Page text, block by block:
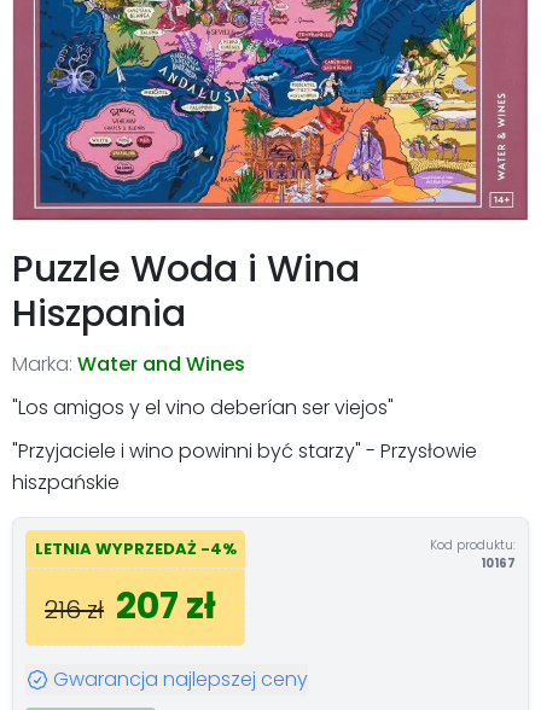
Puzzle Woda i Wina
Hiszpania
Marka: Water and Wines
"Los amigos y el vino deberían ser viejos"
"Przyjaciele i wino powinni być starzy" - Przysłowie
hiszpańskie
LETNIA WYPRZEDAŻ -4%
216 zł 207 zł
Kod produktu:
10167
Gwarancja najlepszej ceny